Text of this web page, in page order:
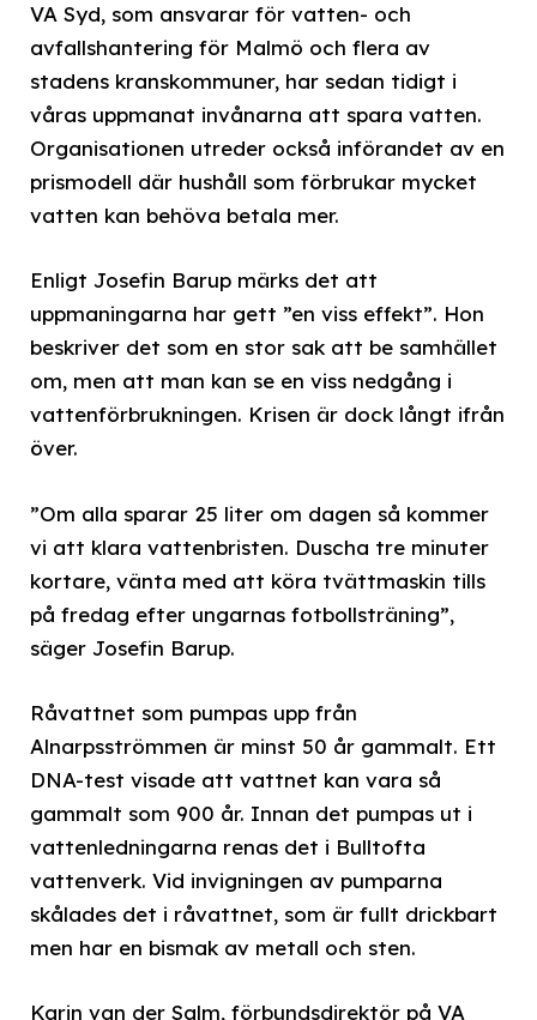
VA Syd, som ansvarar för vatten- och
avfallshantering för Malmö och flera av
stadens kranskommuner, har sedan tidigt i
våras uppmanat invånarna att spara vatten.
Organisationen utreder också införandet av en
prismodell där hushåll som förbrukar mycket
vatten kan behöva betala mer.
Enligt Josefin Barup märks det att
uppmaningarna har gett ”en viss effekt”. Hon
beskriver det som en stor sak att be samhället
om, men att man kan se en viss nedgång i
vattenförbrukningen. Krisen är dock långt ifrån
över.
”Om alla sparar 25 liter om dagen så kommer
vi att klara vattenbristen. Duscha tre minuter
kortare, vänta med att köra tvättmaskin tills
på fredag efter ungarnas fotbollsträning”,
säger Josefin Barup.
Råvattnet som pumpas upp från
Alnarpsströmmen är minst 50 år gammalt. Ett
DNA-test visade att vattnet kan vara så
gammalt som 900 år. Innan det pumpas ut i
vattenledningarna renas det i Bulltofta
vattenverk. Vid invigningen av pumparna
skålades det i råvattnet, som är fullt drickbart
men har en bismak av metall och sten.
Karin van der Salm, förbundsdirektör på VA